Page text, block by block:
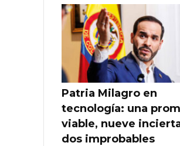
Patria Milagro en
tecnología: una
viable, nueve
dos improbables